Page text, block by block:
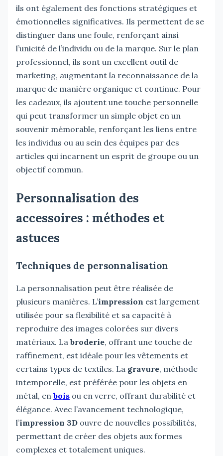
ils ont également des fonctions stratégiques et
émotionnelles significatives. Ils permettent de se
distinguer dans une foule, renforçant ainsi
l’unicité de l’individu ou de la marque. Sur le plan
professionnel, ils sont un excellent outil de
marketing, augmentant la reconnaissance de la
marque de manière organique et continue. Pour
les cadeaux, ils ajoutent une touche personnelle
qui peut transformer un simple objet en un
souvenir mémorable, renforçant les liens entre
les individus ou au sein des équipes par des
articles qui incarnent un esprit de groupe ou un
objectif commun.
Personnalisation des
accessoires : méthodes et
astuces
Techniques de personnalisation
La personnalisation peut être réalisée de
plusieurs manières. L’impression est largement
utilisée pour sa flexibilité et sa capacité à
reproduire des images colorées sur divers
matériaux. La broderie, offrant une touche de
raffinement, est idéale pour les vêtements et
certains types de textiles. La gravure, méthode
intemporelle, est préférée pour les objets en
métal, en bois ou en verre, offrant durabilité et
élégance. Avec l’avancement technologique,
l’impression 3D ouvre de nouvelles possibilités,
permettant de créer des objets aux formes
complexes et totalement uniques.